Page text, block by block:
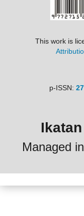
This work is
p-ISSN:
Managed